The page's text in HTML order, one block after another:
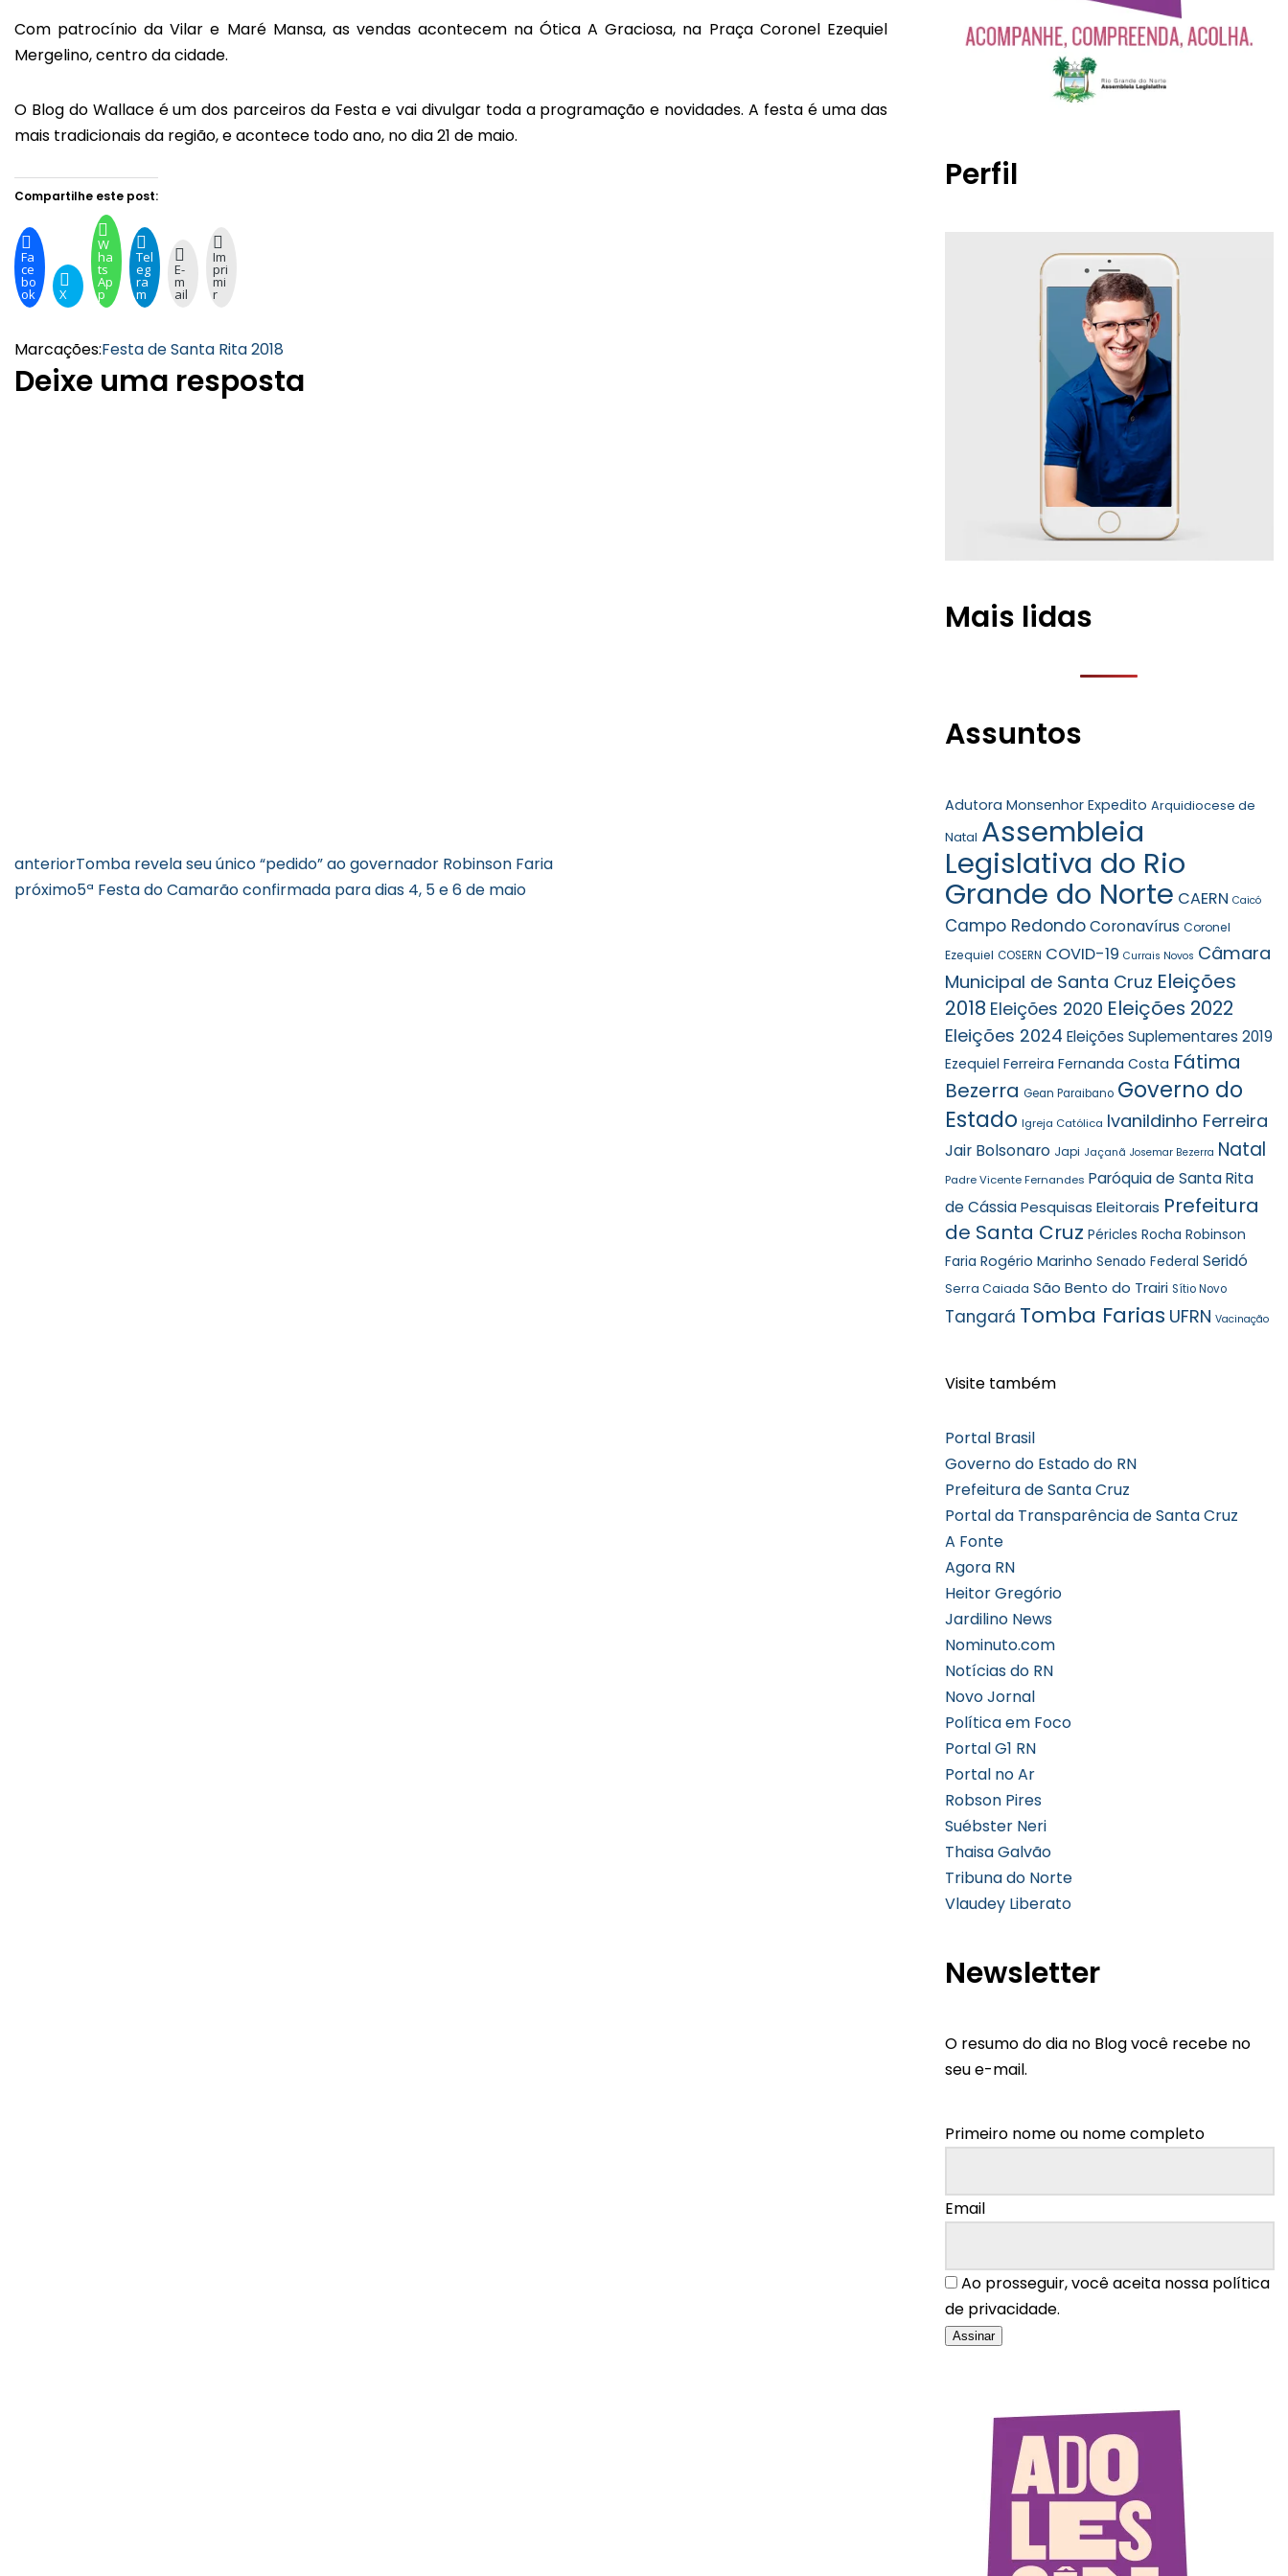
Com patrocínio da Vilar e Maré Mansa, as vendas acontecem na Ótica A Graciosa, na Praça Coronel Ezequiel
Mergelino, centro da cidade.
O Blog do Wallace é um dos parceiros da Festa e vai divulgar toda a programação e novidades. A festa é uma das
mais tradicionais da região, e acontece todo ano, no dia 21 de maio.
Compartilhe este post:
Fa
ce
bo
ok X
W
ha
ts
Ap
p
Tel
eg
ra
m
E-
m
ail
Im
pri
mi
r
Marcações:Festa de Santa Rita 2018
Deixe uma resposta
anteriorTomba revela seu único “pedido” ao governador Robinson Faria
próximo5ª Festa do Camarão confirmada para dias 4, 5 e 6 de maio
Perfil
Mais lidas
Assuntos
Adutora Monsenhor Expedito Arquidiocese de
Natal Assembleia
Legislativa do Rio
Grande do Norte CAERN Caicó
Campo Redondo Coronavírus Coronel
Ezequiel COSERN COVID-19 Currais Novos Câmara
Municipal de Santa Cruz Eleições
2018 Eleições 2020 Eleições 2022
Eleições 2024 Eleições Suplementares 2019
Ezequiel Ferreira Fernanda Costa Fátima
Bezerra Gean Paraibano Governo do
Estado Igreja Católica Ivanildinho Ferreira
Jair Bolsonaro Japi Jaçanã Josemar Bezerra Natal
Padre Vicente Fernandes Paróquia de Santa Rita
de Cássia Pesquisas Eleitorais Prefeitura
de Santa Cruz Péricles Rocha Robinson
Faria Rogério Marinho Senado Federal Seridó
Serra Caiada São Bento do Trairi Sítio Novo
Tangará Tomba Farias UFRN Vacinação
Visite também
Portal Brasil
Governo do Estado do RN
Prefeitura de Santa Cruz
Portal da Transparência de Santa Cruz
A Fonte
Agora RN
Heitor Gregório
Jardilino News
Nominuto.com
Notícias do RN
Novo Jornal
Política em Foco
Portal G1 RN
Portal no Ar
Robson Pires
Suébster Neri
Thaisa Galvão
Tribuna do Norte
Vlaudey Liberato
Newsletter
O resumo do dia no Blog você recebe no
seu e-mail.
Primeiro nome ou nome completo
Email
Ao prosseguir, você aceita nossa política
de privacidade.